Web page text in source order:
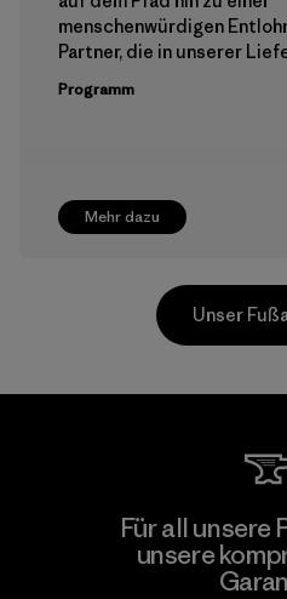
Mehr dazu
menschenwürdigen
Partner, die in unserer
Programm
CKT Apparel
Agalawatte
Unser
Für all unsere
unsere